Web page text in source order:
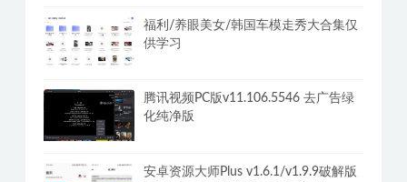
福利/养眼美女/韩国车模走秀大合集仅
供学习
腾讯视频PC版v11.106.5546 去广告绿
化纯净版
安卓资源大师Plus v1.6.1/v1.9.9破解版